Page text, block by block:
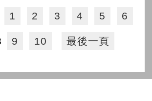
1 2 3 4 5 6
9 10 最後一頁